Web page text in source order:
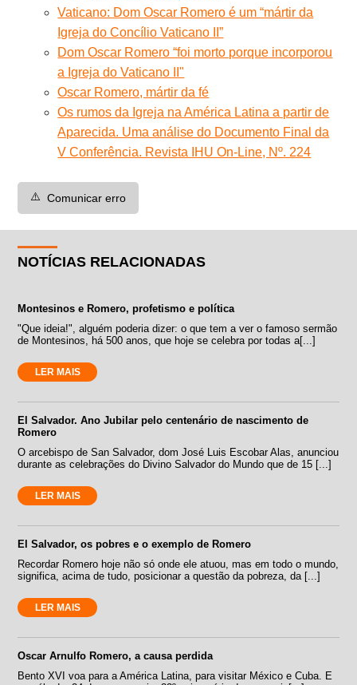
Vaticano: Dom Oscar Romero é um “mártir da
Igreja do Concílio Vaticano II”
Dom Oscar Romero “foi morto porque incorporou
a Igreja do Vaticano II"
Oscar Romero, mártir da fé
Os rumos da Igreja na América Latina a partir de
Aparecida. Uma análise do Documento Final da
V Conferência. Revista IHU On-Line, Nº. 224
⚠️ Comunicar erro
NOTÍCIAS RELACIONADAS
Montesinos e Romero, profetismo e política
"Que ideia!", alguém poderia dizer: o que tem a ver o famoso sermão
de Montesinos, há 500 anos, que hoje se celebra por todas a[...]
LER MAIS
El Salvador. Ano Jubilar pelo centenário de nascimento de
Romero
O arcebispo de San Salvador, dom José Luis Escobar Alas, anunciou
durante as celebrações do Divino Salvador do Mundo que de 15 [...]
LER MAIS
El Salvador, os pobres e o exemplo de Romero
Recordar Romero hoje não só onde ele atuou, mas em todo o mundo,
significa, acima de tudo, posicionar a questão da pobreza, da [...]
LER MAIS
Oscar Arnulfo Romero, a causa perdida
Bento XVI voa para a América Latina, para visitar México e Cuba. E